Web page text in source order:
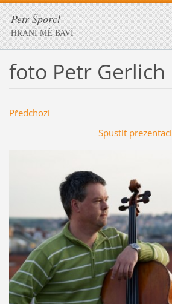
Petr Šporcl
HRANÍ MĚ BAVÍ
foto Petr Gerlich
Předchozí
Spustit prezentaci